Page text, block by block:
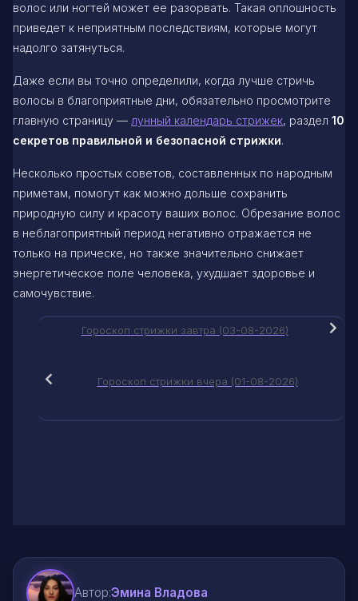
волос или ногтей может ее разорвать. Такая оплошность
приведет к неприятным последствиям, которые могут
надолго затянуться.
Даже если вы точно определили, когда лучше стричь
волосы в благоприятные дни, обязательно просмотрите
главную страницу — лунный календарь стрижек, раздел 10
секретов правильной и безопасной стрижки.
Несколько простых советов, составленных по народным
приметам, помогут как можно дольше сохранить
природную силу и красоту ваших волос. Обрезание волос
в неблагоприятный период негативно отражается не
только на прическе, но также значительно снижает
энергетическое поле человека, ухудшает здоровье и
самочувствие.
Гороскоп стрижки завтра (03-08-2026)
Гороскоп стрижки вчера (01-08-2026)
Автор:Эмина Владова